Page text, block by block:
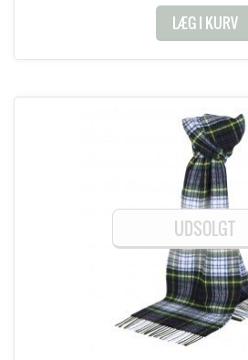
LÆG I KURV
UDSOLGT